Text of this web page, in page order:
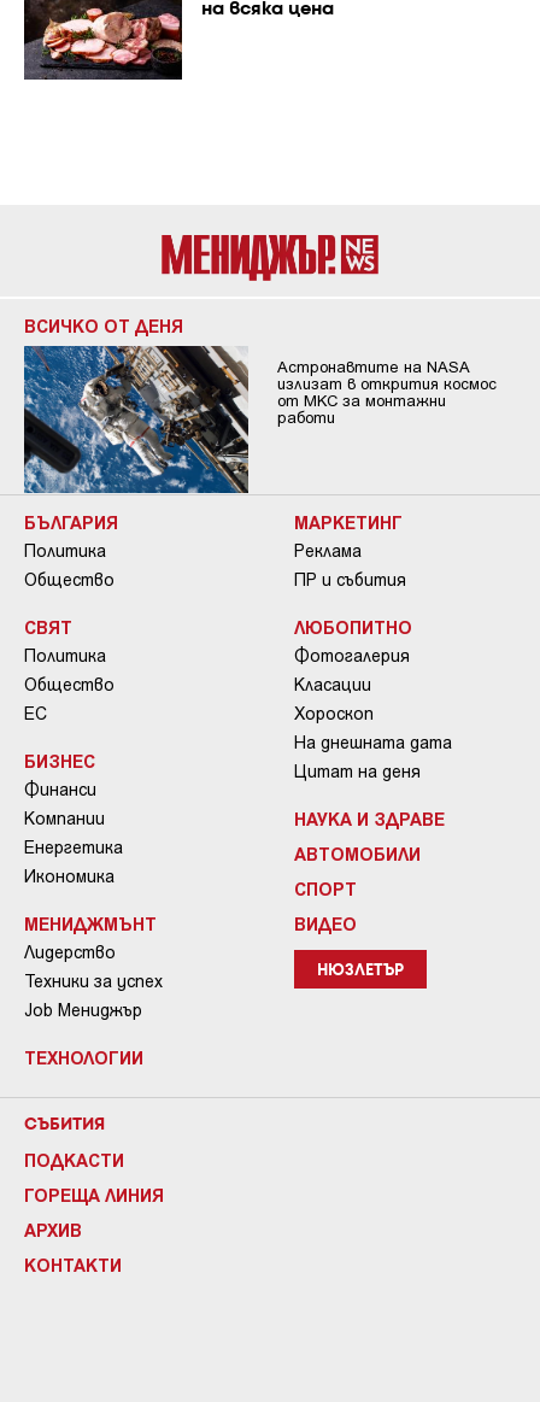
на всяка цена
ВСИЧКО ОТ ДЕНЯ
Астронавтите на NASA
излизат в открития космос
от МКС за монтажни
работи
БЪЛГАРИЯ
Политика
Общество
СВЯТ
Политика
Общество
ЕС
БИЗНЕС
Финанси
Компании
Енергетика
Икономика
МЕНИДЖМЪНТ
Лидерство
Техники за успех
Job Мениджър
ТЕХНОЛОГИИ
МАРКЕТИНГ
Реклама
ПР и събития
ЛЮБОПИТНО
Фотогалерия
Класации
Хороскоп
На днешната дата
Цитат на деня
НАУКА И ЗДРАВЕ
АВТОМОБИЛИ
СПОРТ
ВИДЕО
НЮЗЛЕТЪР
СЪБИТИЯ
ПОДКАСТИ
ГОРЕЩА ЛИНИЯ
АРХИВ
КОНТАКТИ